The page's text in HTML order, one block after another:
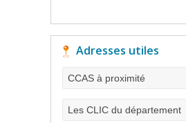
Adresses utiles
CCAS à proximité
Les CLIC du département